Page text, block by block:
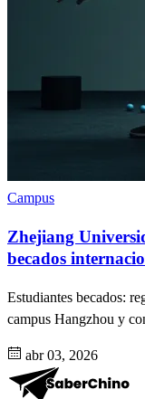
Campus
Zhejiang
becados
Estudiantes becados:
campus Hangzhou y
abr 03, 2026